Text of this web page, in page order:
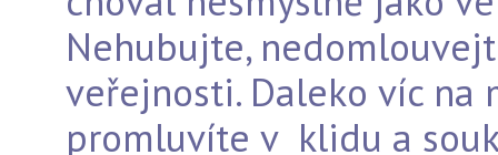
Nehubujte,
veřejnosti. Daleko víc na
promluvíte v klidu a